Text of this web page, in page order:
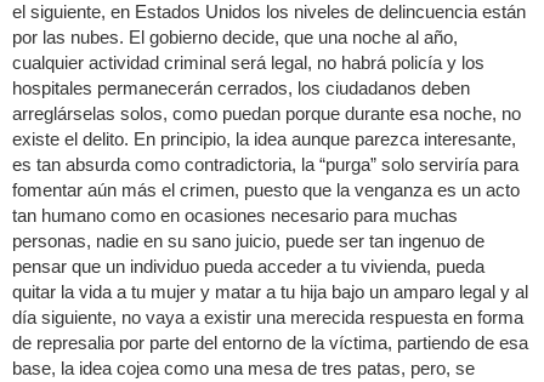
el siguiente, en Estados Unidos los niveles de delincuencia están
por las nubes. El gobierno decide, que una noche al año,
cualquier actividad criminal será legal, no habrá policía y los
hospitales permanecerán cerrados, los ciudadanos deben
arreglárselas solos, como puedan porque durante esa noche, no
existe el delito. En principio, la idea aunque parezca interesante,
es tan absurda como contradictoria, la “purga” solo serviría para
fomentar aún más el crimen, puesto que la venganza es un acto
tan humano como en ocasiones necesario para muchas
personas, nadie en su sano juicio, puede ser tan ingenuo de
pensar que un individuo pueda acceder a tu vivienda, pueda
quitar la vida a tu mujer y matar a tu hija bajo un amparo legal y al
día siguiente, no vaya a existir una merecida respuesta en forma
de represalia por parte del entorno de la víctima, partiendo de esa
base, la idea cojea como una mesa de tres patas, pero, se